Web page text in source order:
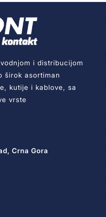
i distribucijom
širok asortiman
kutije i kablove, sa
vrste
Crna Gora